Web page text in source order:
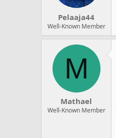
Pelaaja44
Well-Known Member
M
Mathael
Well-Known Member